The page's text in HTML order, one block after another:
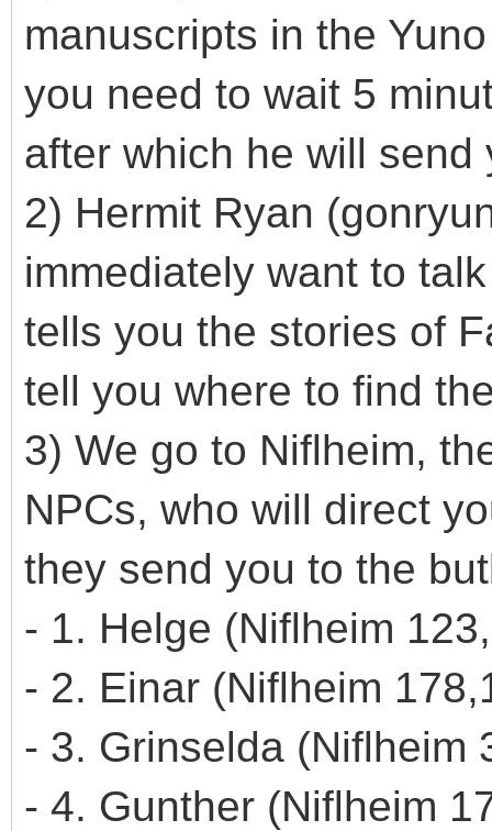
manuscripts in the
you need to wait 5
after which he will
2) Hermit Ryan
immediately want to
tells you the stories of
tell you where to find
3) We go to Niflheim,
NPCs, who will direct
they send you to the
- 1. Helge (Niflheim
- 2. Einar (Niflheim
- 3. Grinselda (Niflheim
- 4. Gunther (Niflheim